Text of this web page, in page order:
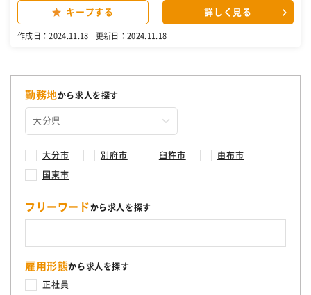
英語の経験は問いません 当社取引先の半導体・ディスプレイ工場内に
て当社製装置のメンテナンス・保守サービス・不具合の対応など行っ
導体・ディスプレイ製造装置のトラブルシューティング （1人での対
朝会 10:00：業務開始（製造装置定期点検/製造装置メンテナンス） 1
充実できます ［自衛隊・転職・求人］
キープする 詳しく見る
作成日：2024.11.18 更新日：2024.11.18
勤務地から求人を探す
大分市 別府市 臼杵市 由布市
国東市
フリーワードから求人を探す
雇用形態から求人を探す
正社員